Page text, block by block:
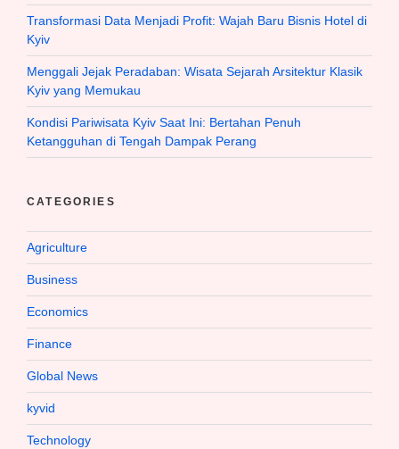
Transformasi Data Menjadi Profit: Wajah Baru Bisnis Hotel di
Kyiv
Menggali Jejak Peradaban: Wisata Sejarah Arsitektur Klasik
Kyiv yang Memukau
Kondisi Pariwisata Kyiv Saat Ini: Bertahan Penuh
Ketangguhan di Tengah Dampak Perang
CATEGORIES
Agriculture
Business
Economics
Finance
Global News
kyvid
Technology